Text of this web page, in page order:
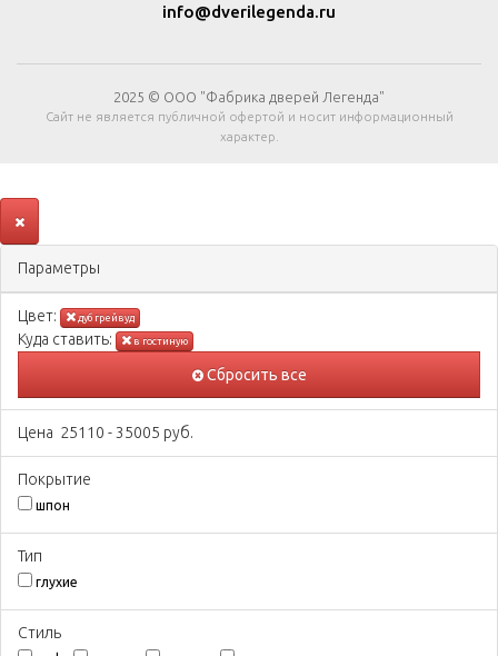
info@dverilegenda.ru
2025 © ООО "Фабрика дверей Легенда"
Сайт не является публичной офертой и носит информационный
характер.
Параметры
Цвeт: дуб грейвуд
Куда ставить: в гостиную
Сбросить все
Цена 25110 -35005 руб.
Покрытиe
шпон
Тип
глухие
Стиль